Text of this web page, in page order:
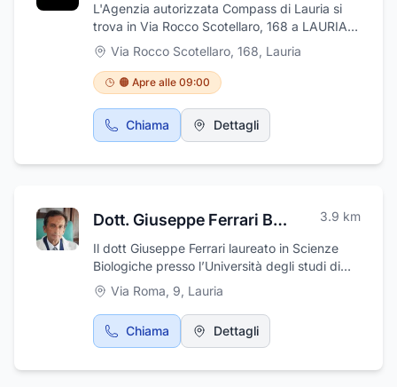
L'Agenzia autorizzata Compass di Lauria si
trova in Via Rocco Scotellaro, 168 a LAURIA
(PZ), si occupa di finanziamenti e prestiti su
misura per te, realizza i tuoi progetti con un
Prestito Compass: scegli la soluzione migliore
tra le nostre proposte di finanziamento per
soddisfare ogni tua esigenza L'Agenzia
autorizzata Compass di Lauria, ti propone dei
progetti d’acquisto. Hai a disposizione diverse
del tuo prestito personale. il servizio può
autonomi e pensionati. Compass sostiene gli
acquisti dei propri clienti . inoltre si occupa
anche della cessione del quinto. Puoi
venerdi, il sabato su appuntamento.
Via Rocco Scotellaro, 168, Lauria
🟠 Apre alle 09:00
Chiama Dettagli
Dott. Giuseppe Ferrari Biologo Nutrizionista 3.9 km
Il dott Giuseppe Ferrari laureato in Scienze
Biologiche presso l’Università degli studi di
Perugia, esercita la professione di
nutrizionista dal 2007, attualmente
nutrizionista ufficiale della squadra di
pallavolo di Serie A Rinascita Volley di
analisi cliniche “CEDAL” di Francavilla in Sinni
Via Roma, 9, Lauria
Chiama Dettagli